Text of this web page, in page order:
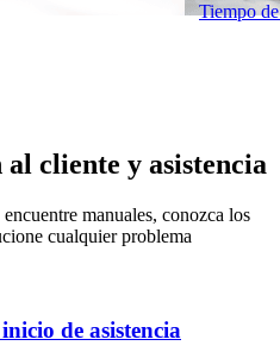
Tiempo
cliente y asistencia
manuales, conozca los
cualquier problema
de asistencia